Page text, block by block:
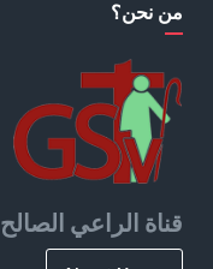
من نحن؟
قناة الراعي الصالح